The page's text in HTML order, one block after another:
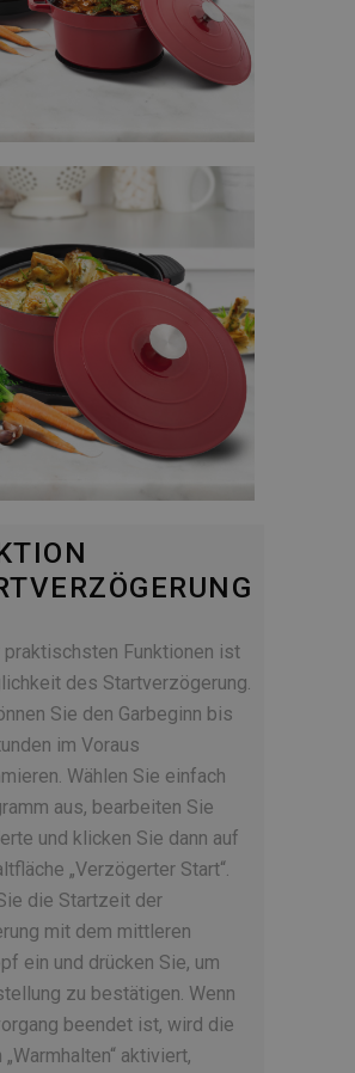
praktischsten Funktionen ist
des Startverzögerung.
Sie den Garbeginn bis
im Voraus
Wählen Sie einfach
aus, bearbeiten Sie
und klicken Sie dann auf
„Verzögerter Start“.
die Startzeit der
mit dem mittleren
ein und drücken Sie, um
zu bestätigen. Wenn
beendet ist, wird die
„Warmhalten“ aktiviert,